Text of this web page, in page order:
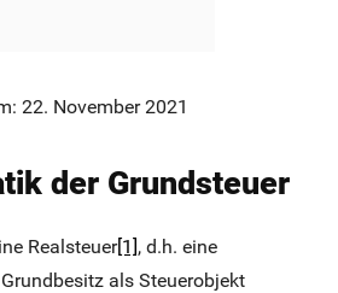
22. November 2021
der Grundsteuer
Realsteuer[1], d.h. eine
als Steuerobjekt